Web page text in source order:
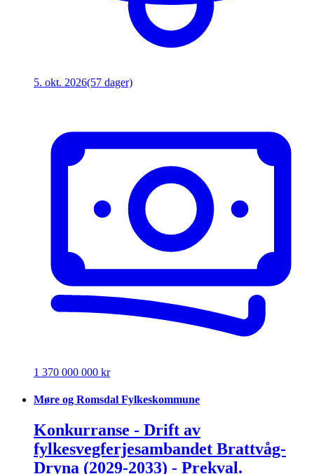
5. okt. 2026(57 dager)
1 370 000 000 kr
Møre og Romsdal Fylkeskommune
Konkurranse - Drift av
fylkesvegferjesambandet Brattvåg-
Dryna (2029-2033) - Prekval.